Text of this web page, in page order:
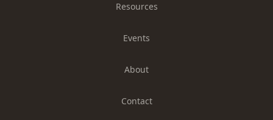
Resources
Events
About
Contact